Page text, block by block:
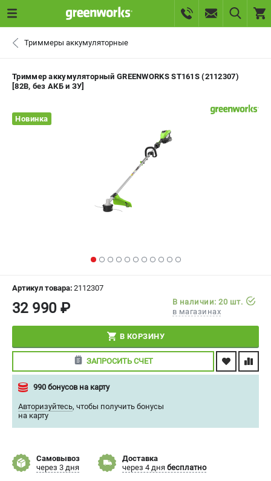
СЕРВИС
ИЗБРАННОЕ
СРАВНЕНИЕ ( 0 )
ВХОД ИЛИ РЕГИСТРАЦИЯ
- ЗАКАЗ ЗАПЧАСТЕЙ
0 ₽
ПОДДЕРЖКА
ИНФОРМАЦИЯ
Триммеры аккумуляторные
Триммер аккумуляторный GREENWORKS ST161S (2112307)
[82В, без АКБ и ЗУ]
Новинка
Артикул товара: 2112307
32 990 ₽
В наличии: 20 шт.
в магазинах
В КОРЗИНУ
ЗАПРОСИТЬ СЧЕТ
990 бонусов на карту
Авторизуйтесь, чтобы получить бонусы
на карту
Самовывоз
через 3 дня
Доставка
через 4 дня бесплатно